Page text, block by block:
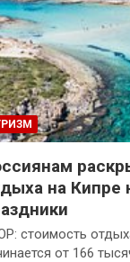
на Кипре
стоимость
от 166